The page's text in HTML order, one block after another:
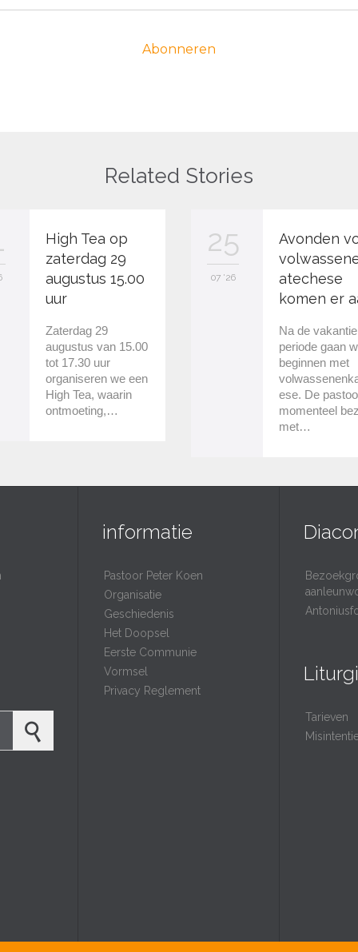
Related Stories
High Tea op
zaterdag 29
augustus 15.00
uur
Zaterdag 29
augustus van 15.00
tot 17.30 uur
organiseren we een
High Tea, waarin
ontmoeting,…
25
07 '26
Avonden
atechese
komen er
Na de vakantie
periode gaan
beginnen met
ese. De
momenteel
met…
informatie
Pastoor Peter Koen
Organisatie
Geschiedenis
Het Doopsel
Eerste Communie
Vormsel
Privacy Reglement
Tarieven